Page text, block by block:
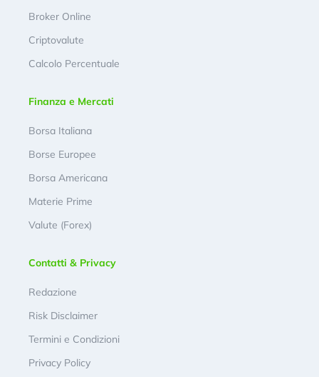
Broker Online
Criptovalute
Calcolo Percentuale
Finanza e Mercati
Borsa Italiana
Borse Europee
Borsa Americana
Materie Prime
Valute (Forex)
Contatti & Privacy
Redazione
Risk Disclaimer
Termini e Condizioni
Privacy Policy